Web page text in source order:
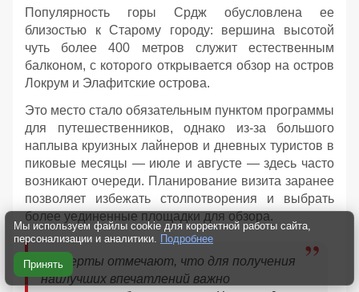
Популярность горы Срдж обусловлена ее
близостью к Старому городу: вершина высотой
чуть более 400 метров служит естественным
балконом, с которого открывается обзор на остров
Локрум и Элафитские острова.
Это место стало обязательным пунктом программы
для путешественников, однако из-за большого
наплыва круизных лайнеров и дневных туристов в
пиковые месяцы — июле и августе — здесь часто
возникают очереди. Планирование визита заранее
позволяет избежать столпотворения и выбрать
более уединенные площадки для обзора.
Эксперты отмечают, что для получения
наилучших впечатлений важно
Мы используем файлы cookie для корректной работы сайта,
персонализации и аналитики. Подробнее
Принять